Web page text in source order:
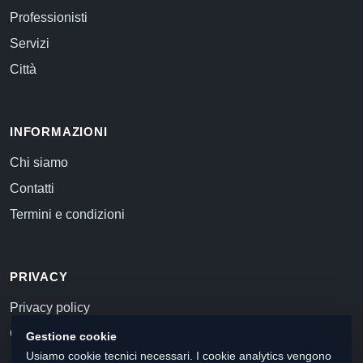
NOVEMBRE 2016 – APRILE 2017 STAGE EXTRA
CURRICOLARE PRESSO LO STUDIO
COMMERCIALISTA RIMOLDI Milano, Via Alberto
fiscali per i clienti dello studio | attività di supporto
di consulenza e pareristica societaria per S.r.l. |
SRL Lissone, Via Carlo Porta, 38 PRINCIPALI
Professionisti
Servizi
Città
INFORMAZIONI
Chi siamo
Contatti
Termini e condizioni
PRIVACY
Privacy policy
Cookie policy
Gestione cookie
Usiamo cookie tecnici necessari. I cookie analytics vengono